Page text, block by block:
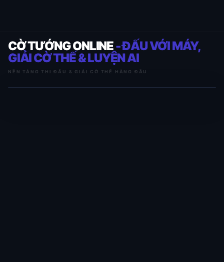
CỜ TƯỚNG ONLINE- ĐẤU VỚI MÁY,
GIẢI CỜ THẾ & LUYỆN AI
NỀN TẢNG THI ĐẤU & GIẢI CỜ THẾ HÀNG ĐẦU